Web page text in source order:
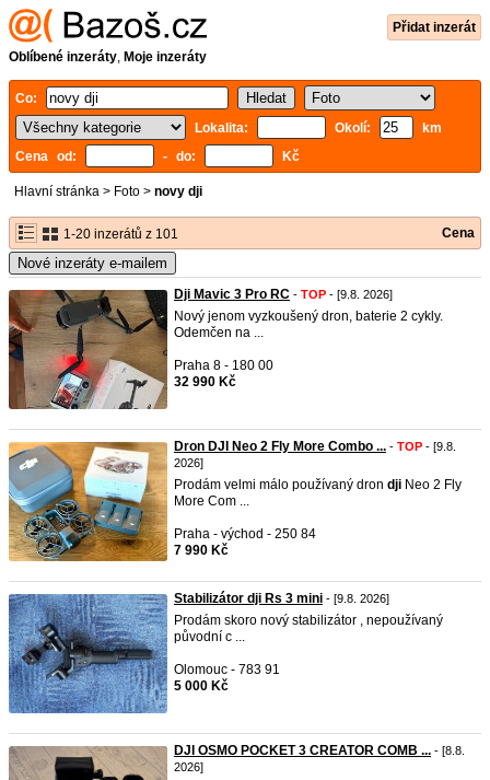
Přidat inzerát
Oblíbené inzeráty, Moje inzeráty
Co:
Lokalita:
Okolí:
km
Cena od:
- do: Kč
Hlavní stránka > Foto > novy dji
1-20 inzerátů z 101 Cena
Nové inzeráty e-mailem
Dji Mavic 3 Pro RC - TOP - [9.8. 2026]
Nový jenom vyzkoušený dron, baterie 2 cykly.
Odemčen na ...
Praha 8 - 180 00
32 990 Kč
Dron DJI Neo 2 Fly More Combo ... - TOP - [9.8.
2026]
Prodám velmi málo používaný dron dji Neo 2 Fly
More Com ...
Praha - východ - 250 84
7 990 Kč
Stabilizátor dji Rs 3 mini - [9.8. 2026]
Prodám skoro nový stabilizátor , nepoužívaný
původní c ...
Olomouc - 783 91
5 000 Kč
DJI OSMO POCKET 3 CREATOR COMB ... - [8.8.
2026]